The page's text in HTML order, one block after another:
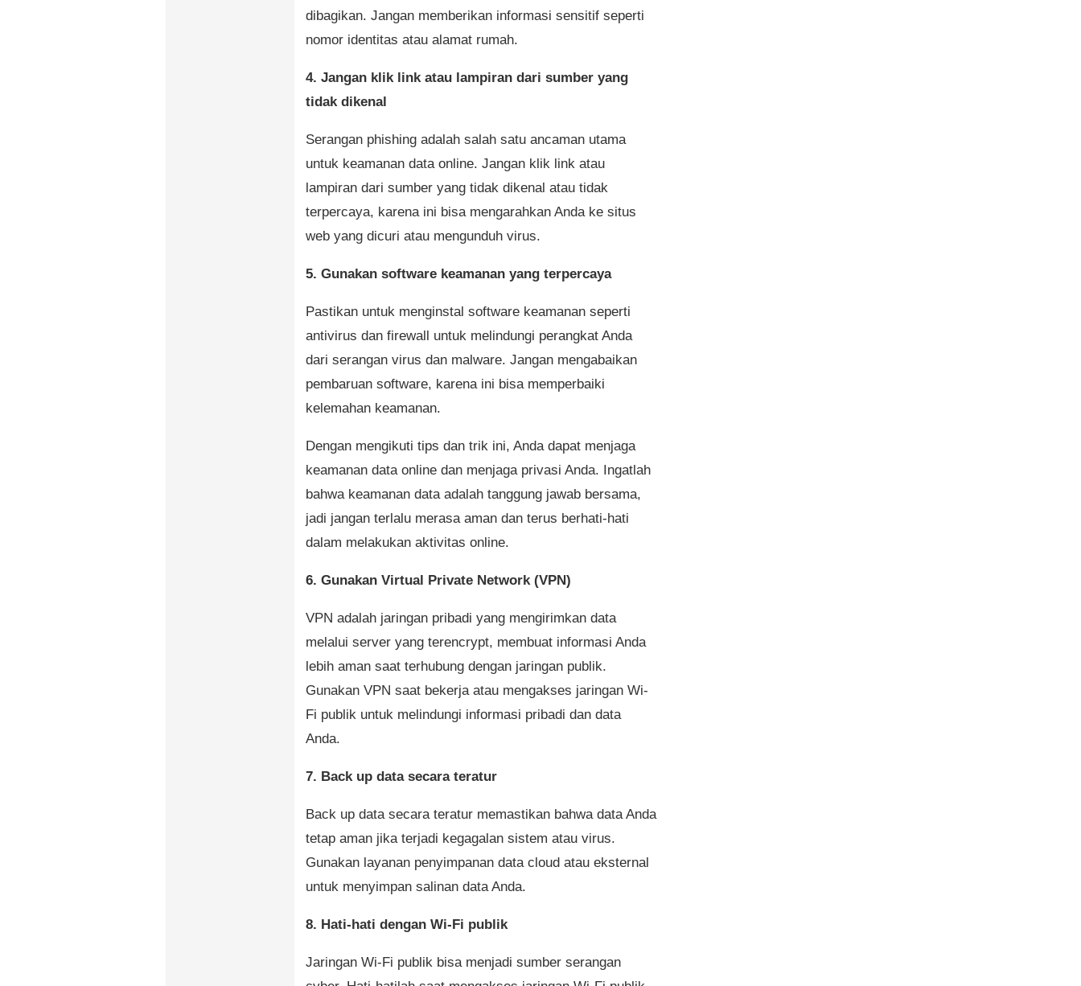
dibagikan. Jangan memberikan informasi sensitif seperti
nomor identitas atau alamat rumah.
4. Jangan klik link atau lampiran dari sumber yang
tidak dikenal
Serangan phishing adalah salah satu ancaman utama
untuk keamanan data online. Jangan klik link atau
lampiran dari sumber yang tidak dikenal atau tidak
terpercaya, karena ini bisa mengarahkan Anda ke situs
web yang dicuri atau mengunduh virus.
5. Gunakan software keamanan yang terpercaya
Pastikan untuk menginstal software keamanan seperti
antivirus dan firewall untuk melindungi perangkat Anda
dari serangan virus dan malware. Jangan mengabaikan
pembaruan software, karena ini bisa memperbaiki
kelemahan keamanan.
Dengan mengikuti tips dan trik ini, Anda dapat menjaga
keamanan data online dan menjaga privasi Anda. Ingatlah
bahwa keamanan data adalah tanggung jawab bersama,
jadi jangan terlalu merasa aman dan terus berhati-hati
dalam melakukan aktivitas online.
6. Gunakan Virtual Private Network (VPN)
VPN adalah jaringan pribadi yang mengirimkan data
melalui server yang terencrypt, membuat informasi Anda
lebih aman saat terhubung dengan jaringan publik.
Gunakan VPN saat bekerja atau mengakses jaringan Wi-
Fi publik untuk melindungi informasi pribadi dan data
Anda.
7. Back up data secara teratur
Back up data secara teratur memastikan bahwa data Anda
tetap aman jika terjadi kegagalan sistem atau virus.
Gunakan layanan penyimpanan data cloud atau eksternal
untuk menyimpan salinan data Anda.
8. Hati-hati dengan Wi-Fi publik
Jaringan Wi-Fi publik bisa menjadi sumber serangan